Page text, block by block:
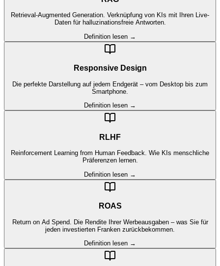
Retrieval-Augmented Generation. Verknüpfung von KIs mit Ihren Live-
Daten für halluzinationsfreie Antworten.
Definition lesen →
Responsive Design
Die perfekte Darstellung auf jedem Endgerät – vom Desktop bis zum
Smartphone.
Definition lesen →
RLHF
Reinforcement Learning from Human Feedback. Wie KIs menschliche
Präferenzen lernen.
Definition lesen →
ROAS
Return on Ad Spend. Die Rendite Ihrer Werbeausgaben – was Sie für
jeden investierten Franken zurückbekommen.
Definition lesen →